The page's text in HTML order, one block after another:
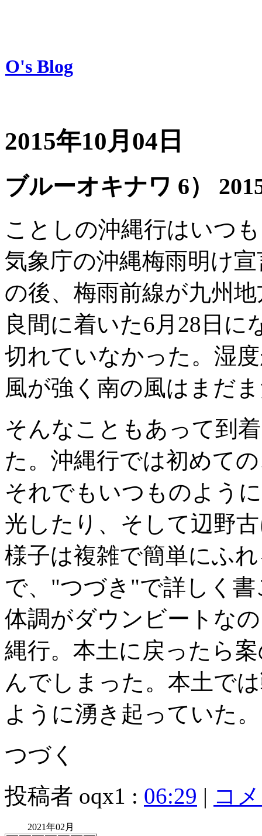
O's Blog
2015年10月04日
ブルーオキナワ 6）
ことしの沖縄行はいつ
気象庁の沖縄梅雨明け
の後、梅雨前線が九州
良間に着いた6月28日
切れていなかった。湿
風が強く南の風はまだ
そんなこともあって到
た。沖縄行では初めて
それでもいつものよう
光したり、そして辺野
様子は複雑で簡単にふ
で、"つづき"で詳しく
体調がダウンビートな
縄行。本土に戻ったら
んでしまった。本土で
ように湧き起っていた。
つづく
投稿者 oqx1 : 06:29 | コ
2021年02月